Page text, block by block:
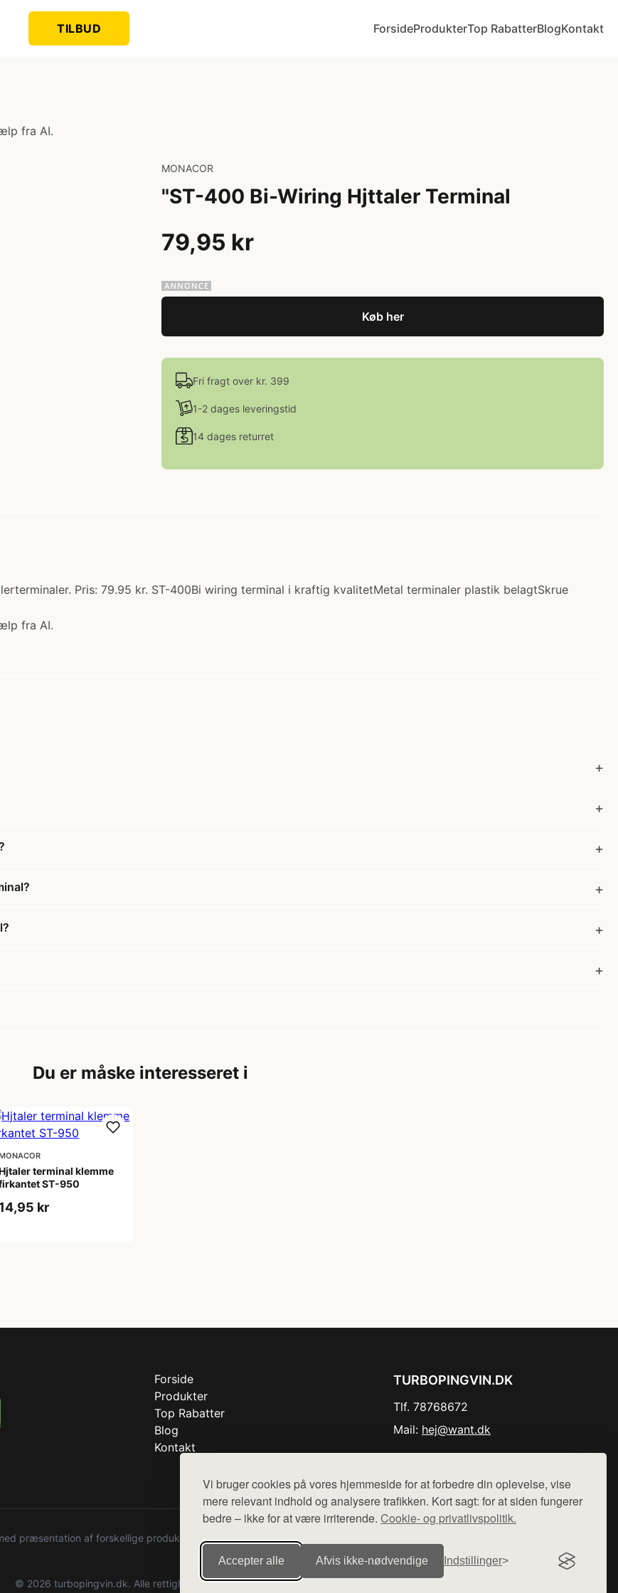
Vi bruger cookies på vores hjemmeside for at forbedre din oplevelse, vise
mere relevant indhold og analysere trafikken. Kort sagt: for at siden fungerer
bedre – ikke for at være irriterende. Cookie- og privatlivspolitik.
Accepter alle Afvis ikke‑nødvendige Indstillinger
TILBUD ForsideProdukterTop RabatterBlogKontakt
fra AI.
MONACOR
"ST-400 Bi-Wiring Hjttaler Terminal
79,95 kr
Køb her
Fri fragt over kr. 399
1-2 dages leveringstid
14 dages returret
Pris: 79.95 kr. ST-400Bi wiring terminal i kraftig kvalitetMetal terminaler plastik belagtSkrue
fra AI.
Du er måske interesseret i
terminal klemme
ST-950
14,95 kr
Forside
Produkter
Top Rabatter
Blog
Kontakt
TURBOPINGVIN.DK
Tlf. 78768672
Mail: hej@want.dk
præsentation af forskellige produkter fra diverse webshops. Der sælges ikke varer fra denne side - vi henviser til de shops,
© 2026 turbopingvin.dk. Alle rettigheder forbeholdes.